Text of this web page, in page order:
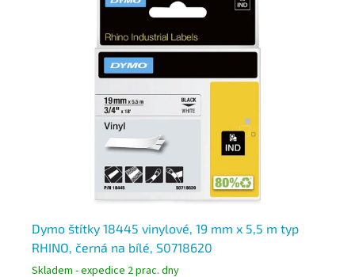
Dymo štítky 18445 vinylové, 19 mm x 5,5 m typ
RHINO, černá na bílé, S0718620
Skladem - expedice 2 prac. dny